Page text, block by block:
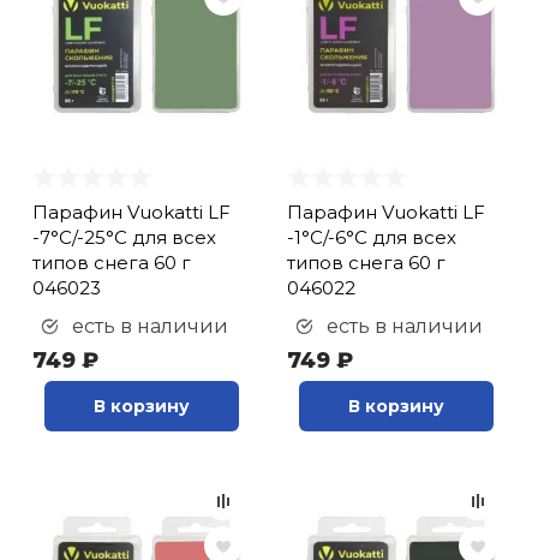
Парафин Vuokatti LF
-7°С/-25°С для всех
типов снега 60 г
046023
есть в наличии
749 ₽
В корзину
Парафин Vuokatti LF
-1°С/-6°С для всех
типов снега 60 г
046022
есть в наличии
749 ₽
В корзину